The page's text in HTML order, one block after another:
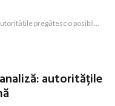
pregătesc o posibilă reformă
autoritățile